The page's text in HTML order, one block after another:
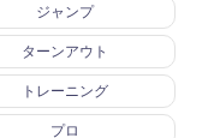
ジャンプ
ターンアウト
トレーニング
プロ